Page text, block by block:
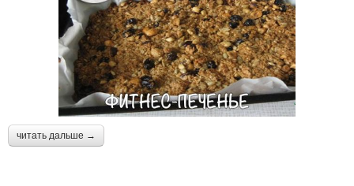
читать дальше →